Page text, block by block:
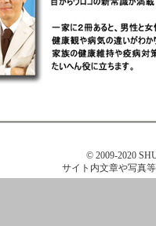
© 2009-2020
サイト内文章や写真